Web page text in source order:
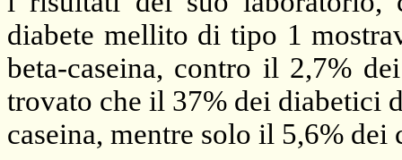
diabete mellito di tipo 1
beta-caseina, contro il 2,7%
trovato che il 37% dei diabetici
caseina, mentre solo il 5,6%